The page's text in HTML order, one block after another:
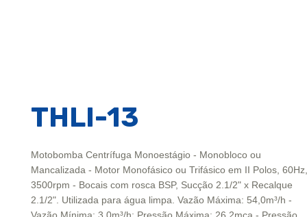
THLI-13
Motobomba Centrífuga Monoestágio - Monobloco ou
Mancalizada - Motor Monofásico ou Trifásico em II Polos, 60Hz,
3500rpm - Bocais com rosca BSP, Sucção 2.1/2" x Recalque
2.1/2". Utilizada para água limpa. Vazão Máxima: 54,0m³/h -